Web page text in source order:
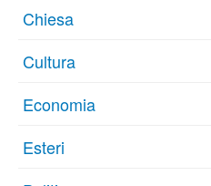
Chiesa
Cultura
Economia
Esteri